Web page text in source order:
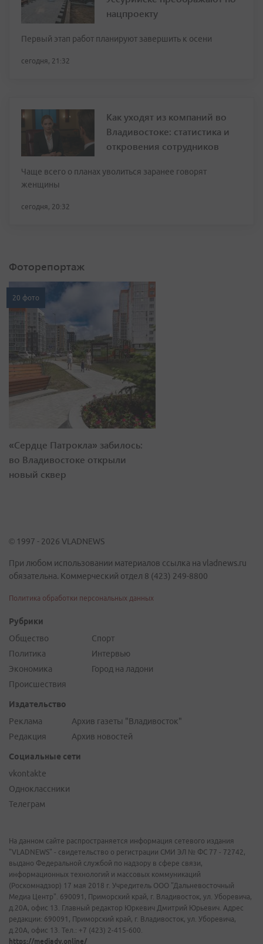
нацпроекту
Первый этап работ планируют завершить к осени
сегодня, 21:32
Как уходят из компаний во
Владивостоке: статистика и
откровения сотрудников
Чаще всего о планах уволиться заранее говорят
женщины
сегодня, 20:32
Фоторепортаж
20 фото
«Сердце Патрокла» забилось:
во Владивостоке открыли
новый сквер
© 1997 - 2026 VLADNEWS
При любом использовании материалов ссылка на vladnews.ru
обязательна. Коммерческий отдел 8 (423) 249-8800
Политика обработки персональных данных
Рубрики
Общество
Политика
Экономика
Происшествия
Спорт
Интервью
Город на ладони
Издательство
Реклама
Редакция
Архив газеты "Владивосток"
Архив новостей
Социальные сети
vkontakte
Одноклассники
Телеграм
На данном сайте распространяется информация сетевого издания
"VLADNEWS" - свидетельство о регистрации СМИ ЭЛ № ФС 77 - 72742,
выдано Федеральной службой по надзору в сфере связи,
информационных технологий и массовых коммуникаций
(Роскомнадзор) 17 мая 2018 г. Учредитель ООО "Дальневосточный
Медиа Центр". 690091, Приморский край, г. Владивосток, ул. Уборевича,
д.20А, офис 13. Главный редактор Юркевич Дмитрий Юрьевич. Адрес
редакции: 690091, Приморский край, г. Владивосток, ул. Уборевича,
д.20А, офис 13. Тел.: +7 (423) 2-415-600.
https://mediadv.online/